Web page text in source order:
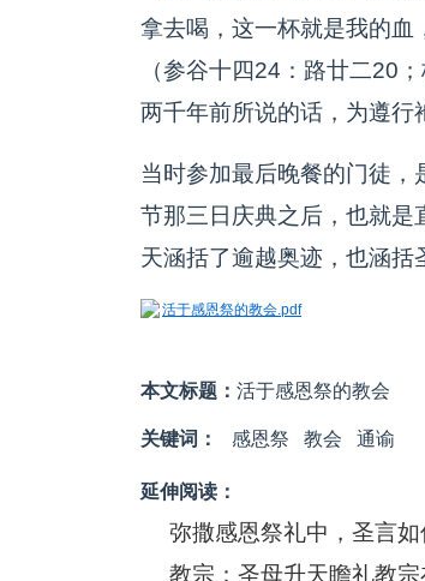
拿去喝，这一杯就是我的血
（参谷十四24：路廿二20
两千年前所说的话，为遵行
当时参加最后晚餐的门徒
节那三日庆典之后，也就是
天涵括了逾越奥迹，也涵括
活于感恩祭的教会.pdf
本文标题： 活于感恩祭的教会
关键词： 感恩祭 教会 通谕
延伸阅读：
弥撒感恩祭礼中，圣言
教宗：圣母升天瞻礼教